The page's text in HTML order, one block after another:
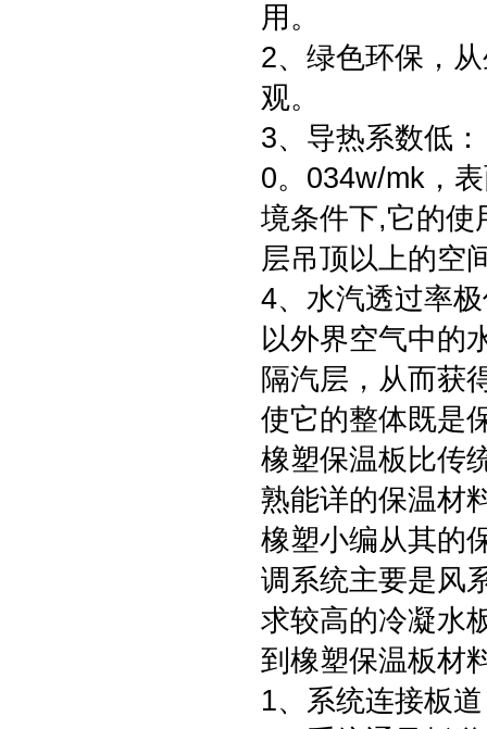
用。
2、绿色环保，
观。
3、导热系数低
0。034w/mk，
境条件下,它的使
层吊顶以上的空
4、水汽透过率
以外界空气中的
隔汽层，从而获
使它的整体既是
橡塑保温板比传
熟能详的保温材
橡塑小编从其的
调系统主要是风
求较高的冷凝水
到橡塑保温板材
1、系统连接板